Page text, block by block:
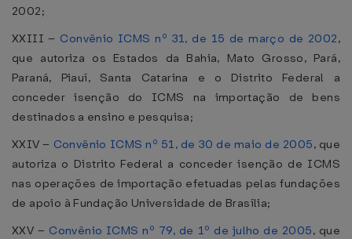
2002;
XXIII – Convênio ICMS nº 31, de 15 de março de 2002,
que autoriza os Estados da Bahia, Mato Grosso, Pará,
Paraná, Piauí, Santa Catarina e o Distrito Federal a
conceder isenção do ICMS na importação de bens
destinados a ensino e pesquisa;
XXIV – Convênio ICMS nº 51, de 30 de maio de 2005, que
autoriza o Distrito Federal a conceder isenção de ICMS
nas operações de importação efetuadas pelas fundações
de apoio à Fundação Universidade de Brasília;
XXV – Convênio ICMS nº 79, de 1º de julho de 2005, que